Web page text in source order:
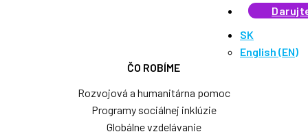
SK
English (EN)
ČO ROBÍME
Rozvojová a humanitárna pomoc
Programy sociálnej inklúzie
Globálne vzdelávanie